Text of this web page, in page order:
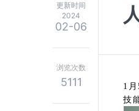
更新时间
2024
02-06
浏览次数
5111
1
技